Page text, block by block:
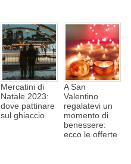
Mercatini di
Natale 2023:
dove pattinare
sul ghiaccio
A San
Valentino
regalatevi un
momento di
benessere:
ecco le offerte